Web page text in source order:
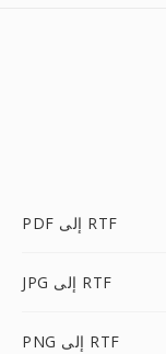
PDF إلى RTF
JPG إلى RTF
PNG إلى RTF